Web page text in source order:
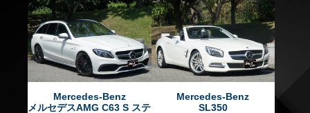
Mercedes-Benz
メルセデスAMG C63 S ステ
Mercedes-Benz
SL350